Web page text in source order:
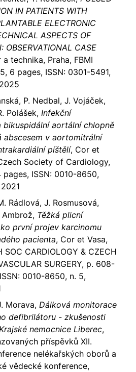
IN PATIENTS WITH
ELECTRONIC
ASPECTS OF
OBSERVATIONAL CASE
a technika, Praha, FBMI
6 pages, ISSN: 0301-5491,
P. Nedbal, J. Vojáček,
Polášek, Infekční
bikuspidální aortální chlopně
abscesem v aortomitrální
píštělí, Cor et
Society of Cardiology,
ISSN: 0010-8650,
Rádlová, J. Rosmusová,
Ambrož, Těžká plicní
první projev karcinomu
pacienta, Cor et Vasa,
SOC CARDIOLOGY & CZECH
SURGERY, p. 608-
0010-8650, n. 5,
Morava, Dálková monitorace
defibrilátoru - zkušenosti
nemocnice Liberec,
příspěvků XII.
nelékařských oborů a
vědecké konference,